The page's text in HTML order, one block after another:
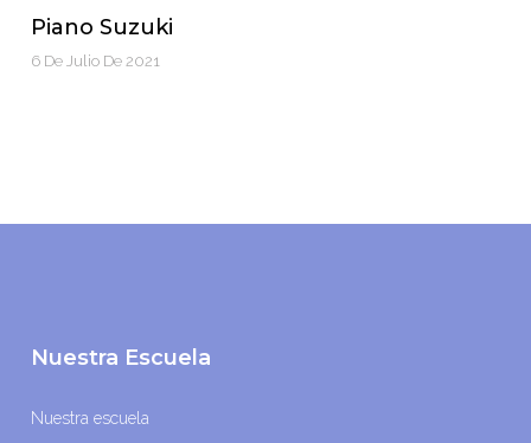
Piano Suzuki
6 De Julio De 2021
Nuestra Escuela
Nuestra escuela